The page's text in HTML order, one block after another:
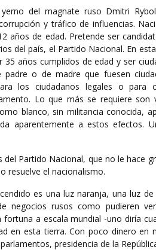
del magnate ruso Dmitri
y tráfico de influencias.
años de edad. Pretende ser
del país, el Partido Nacional. En
años cumplidos de edad y ser
o de madre que fuesen
los ciudadanos legales o para
Lo que más se requiere son
blanco, sin militancia conocida,
aparentemente a estos efectos.
Partido Nacional, que no le hace
resuelve el nacionalismo.
es una luz naranja, una luz de
negocios rusos como pudieren
a escala mundial -uno diría
en esta tierra. Con poco dinero en
presidencia de la